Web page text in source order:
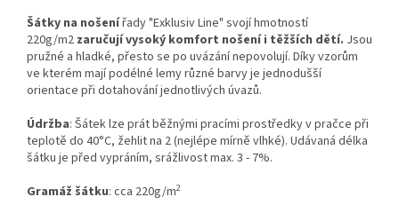
Šátky na nošenířady "Exklusiv Line" svojí hmotností
220g/m2 zaručují vysoký komfort nošení i těžších dětí. Jsou
pružné a hladké, přesto se po uvázání nepovolují. Díky vzorům
ve kterém mají podélné lemy různé barvy je jednodušší
orientace při dotahování jednotlivých úvazů.
Údržba: Šátek lze prát běžnými pracími prostředky v pračce při
teplotě do 40°C, žehlit na 2 (nejlépe mírně vlhké). Udávaná délka
šátku je před vypráním, srážlivost max. 3 - 7%.
Gramáž šátku: cca 220g/m2